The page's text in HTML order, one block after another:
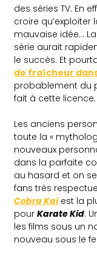
des séries TV. En
croire
mauvaise idée…
série aurait
le succès. Et
de fraîcheur
probablement du
fait à cette licence.
Les anciens
toute la «
nouveaux
dans la parfaite
au hasard et on
fans très
Cobra Kaiest la
pourKarate Kid.
les films sous un
nouveau sous le